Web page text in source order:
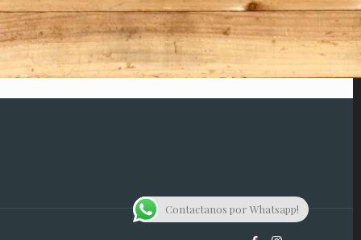
Contactanos por Whatsapp!